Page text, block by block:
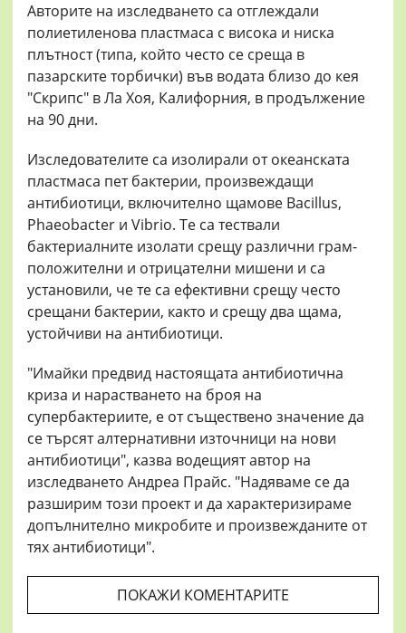
Авторите на изследването са отглеждали
полиетиленова пластмаса с висока и ниска
плътност (типа, който често се среща в
пазарските торбички) във водата близо до кея
"Скрипс" в Ла Хоя, Калифорния, в продължение
на 90 дни.
Изследователите са изолирали от океанската
пластмаса пет бактерии, произвеждащи
антибиотици, включително щамове Bacillus,
Phaeobacter и Vibrio. Те са тествали
бактериалните изолати срещу различни грам-
положителни и отрицателни мишени и са
установили, че те са ефективни срещу често
срещани бактерии, както и срещу два щама,
устойчиви на антибиотици.
"Имайки предвид настоящата антибиотична
криза и нарастването на броя на
супербактериите, е от съществено значение да
се търсят алтернативни източници на нови
антибиотици", казва водещият автор на
изследването Андреа Прайс. "Надяваме се да
разширим този проект и да характеризираме
допълнително микробите и произвежданите от
тях антибиотици".
ПОКАЖИ КОМЕНТАРИТЕ